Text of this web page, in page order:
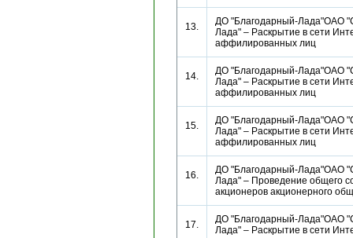
13.
ДО "Благодарный-Лада"ОАО
Лада" – Раскрытие в сети
аффилированных лиц
14.
ДО "Благодарный-Лада"ОАО
Лада" – Раскрытие в сети
аффилированных лиц
15.
ДО "Благодарный-Лада"ОАО
Лада" – Раскрытие в сети
аффилированных лиц
16.
ДО "Благодарный-Лада"ОАО
Лада" – Проведение общего
акционеров акционерного
17.
ДО "Благодарный-Лада"ОАО
Лада" – Раскрытие в сети